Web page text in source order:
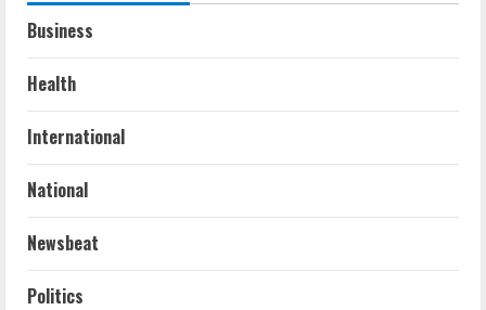
Business
Health
International
National
Newsbeat
Politics